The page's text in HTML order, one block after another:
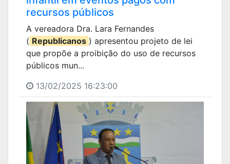
recursos públicos
A vereadora Dra. Lara Fernandes
( Republicanos ) apresentou projeto de lei
que propõe a proibição do uso de recursos
públicos mun...
13/02/2025 16:23:00